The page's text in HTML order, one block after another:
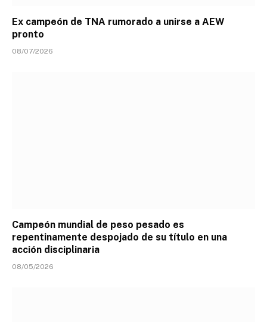
Ex campeón de TNA rumorado a unirse a AEW
pronto
08/07/2026
Campeón mundial de peso pesado es
repentinamente despojado de su título en una
acción disciplinaria
08/05/2026